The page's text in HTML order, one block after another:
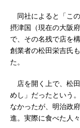
同社によると「この
摂津国（現在の大阪
で、その名残で店を
創業者の松田栄吉氏
た。
店を開く上で、松
めし」だったという
なかったが、明治政
進。実際に食べた人